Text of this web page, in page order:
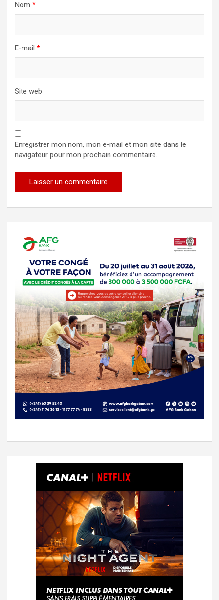
Nom *
E-mail *
Site web
Enregistrer mon nom, mon e-mail et mon site dans le
navigateur pour mon prochain commentaire.